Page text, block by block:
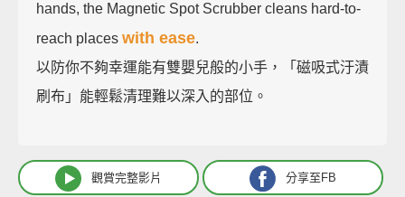
hands, the Magnetic Spot Scrubber cleans hard-to-
reach places with ease.
以防你不夠幸運能有雙嬰兒般的小手，「磁吸式汙漬
刷布」能輕鬆清理難以深入的部位。
觀賞完整影片 分享至FB